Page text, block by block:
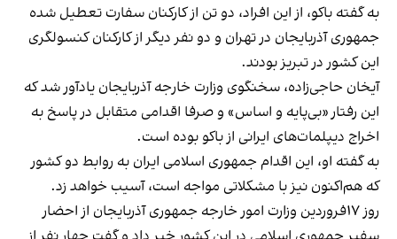
به گفته باکو، از این افراد، دو تن از کارکنان سفارت تعطیل شده
جمهوری آذربایجان در تهران و دو نفر دیگر از کارکنان کنسولگری
این کشور در تبریز بودند.
آیخان حاجی‌زاده، سخنگوی وزارت خارجه آذربایجان یادآور شد که
این رفتار «بی‌پایه و اساس» و صرفا اقدامی متقابل در پاسخ به
اخراج دیپلمات‌های ایرانی از باکو بوده است.
به گفته او، این اقدام جمهوری اسلامی ایران به روابط دو کشور
که هم‌اکنون نیز با مشکلاتی مواجه است، آسیب خواهد زد.
روز ۱۷فروردین وزارت امور خارجه جمهوری آذربایجان از احضار